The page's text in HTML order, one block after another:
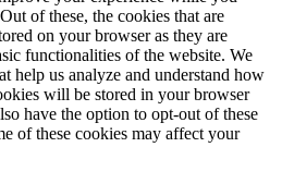
of these, the cookies that are
on your browser as they are
functionalities of the website. We
help us analyze and understand how
will be stored in your browser
have the option to opt-out of these
of these cookies may affect your